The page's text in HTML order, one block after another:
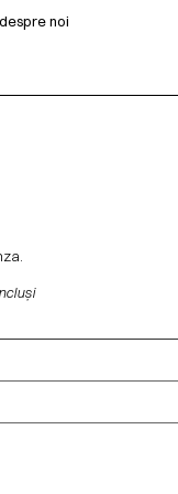
despre noi